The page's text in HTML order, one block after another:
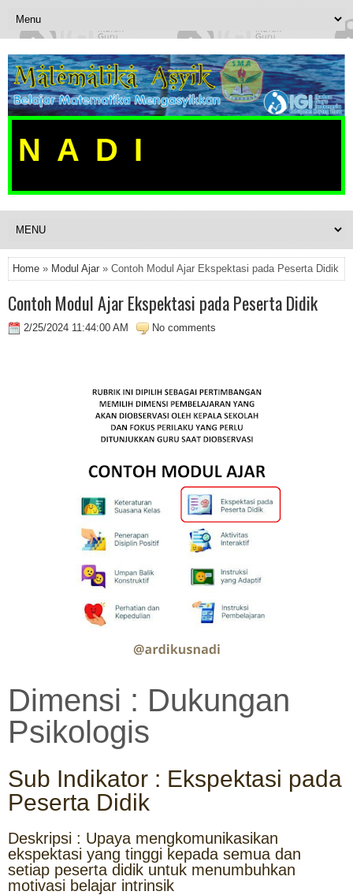
Home » Modul Ajar » Contoh Modul Ajar Ekspektasi pada Peserta Didik
Contoh Modul Ajar Ekspektasi pada Peserta Didik
2/25/2024 11:44:00 AM No comments
Dimensi : Dukungan
Psikologis
Sub Indikator : Ekspektasi pada
Peserta Didik
Deskripsi : Upaya mengkomunikasikan
ekspektasi yang tinggi kepada semua dan
setiap peserta didik untuk menumbuhkan
motivasi belajar intrinsik